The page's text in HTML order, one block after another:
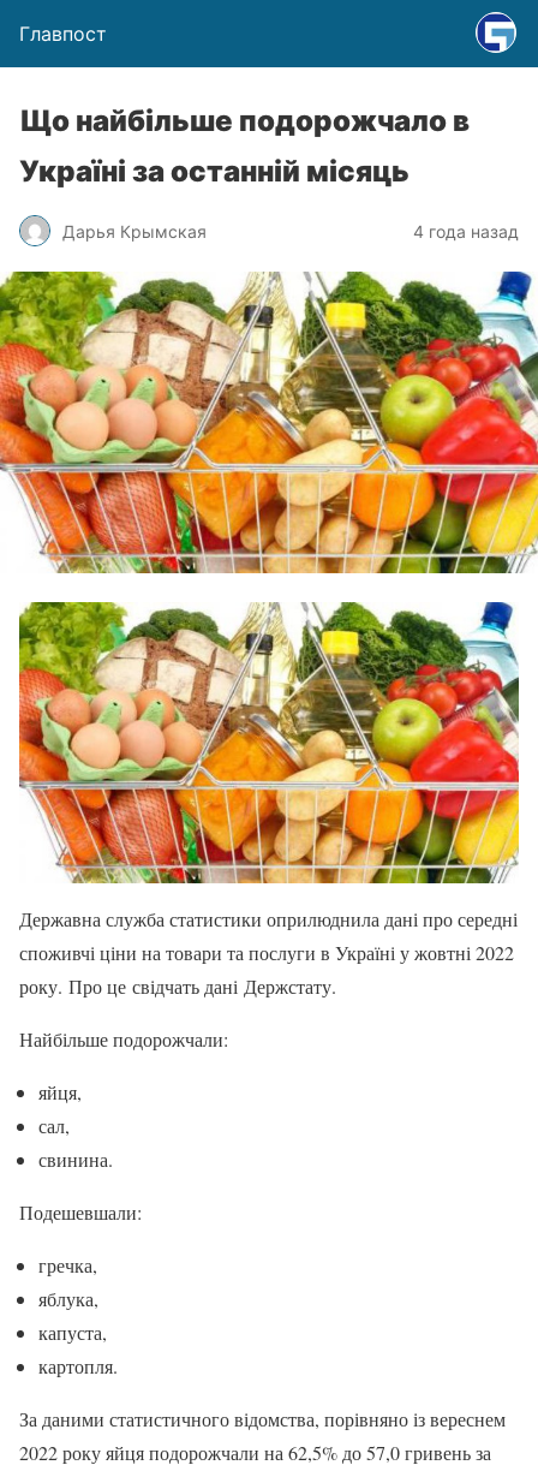
Главпост
Що найбільше подорожчало в
Україні за останній місяць
Дарья Крымская 4 года назад
Державна служба статистики оприлюднила дані про середні
споживчі ціни на товари та послуги в Україні у жовтні 2022
року. Про це свідчать дані Держстату.
Найбільше подорожчали:
яйця,
сал,
свинина.
Подешевшали:
гречка,
яблука,
капуста,
картопля.
За даними статистичного відомства, порівняно із вереснем
2022 року яйця подорожчали на 62,5% до 57,0 гривень за